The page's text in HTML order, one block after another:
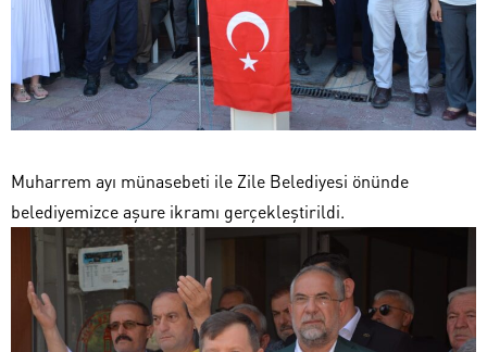
Muharrem ayı münasebeti ile Zile Belediyesi önünde
belediyemizce aşure ikramı gerçekleştirildi.